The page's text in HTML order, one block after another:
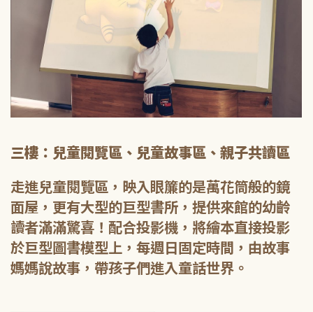
三樓：兒童閱覽區、兒童故事區、親子共讀區
走進兒童閱覽區，映入眼簾的是萬花筒般的鏡
面屋，更有大型的巨型書所，提供來館的幼齡
讀者滿滿驚喜！配合投影機，將繪本直接投影
於巨型圖書模型上，每週日固定時間，由故事
媽媽說故事，帶孩子們進入童話世界。